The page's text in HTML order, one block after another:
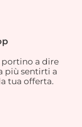
portino a dire
più sentirti a
tua offerta.​